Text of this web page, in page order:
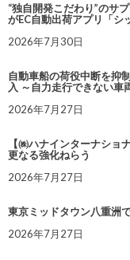
“独自開発こだわり”のサ
がEC自動出荷アプリ「シ
2026年7月30日
自動車船の荷役中断を抑
入 ～自力走行できない車
2026年7月27日
【㈱ハナインターナシ
更なる強化ねらう
2026年7月27日
東京ミッドタウン八重洲
2026年7月27日